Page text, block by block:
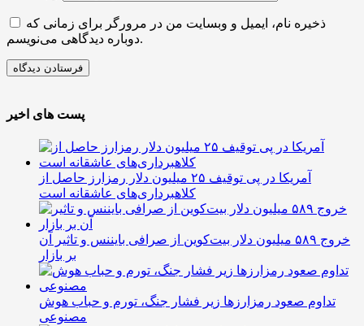
ذخیره نام، ایمیل و وبسایت من در مرورگر برای زمانی که
دوباره دیدگاهی می‌نویسم.
پست های اخیر
آمریکا در پی توقیف ۲۵ میلیون دلار رمزارز حاصل از
کلاهبرداری‌های عاشقانه است
خروج ۵۸۹ میلیون دلار بیت‌کوین از صرافی بایننس و تاثیر آن
بر بازار
تداوم صعود رمزارزها زیر فشار جنگ، تورم و حباب هوش
مصنوعی